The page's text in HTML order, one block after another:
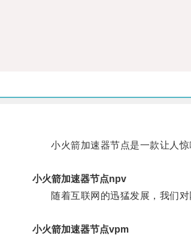
小火箭加速器节点是一款让人惊
小火箭加速器节点npv
随着互联网的迅猛发展，我们对
小火箭加速器节点vpm